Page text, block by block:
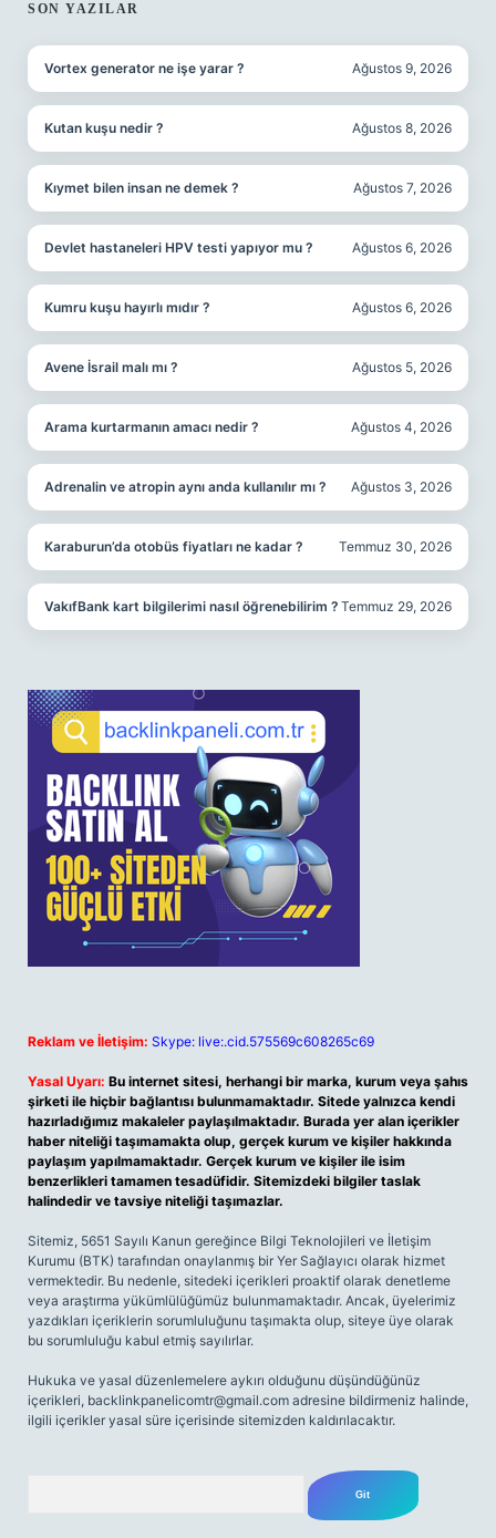
SIDEBAR
SON YAZILAR
Vortex generator ne işe yarar ? Ağustos 9, 2026
Kutan kuşu nedir ? Ağustos 8, 2026
Kıymet bilen insan ne demek ? Ağustos 7, 2026
Devlet hastaneleri HPV testi yapıyor mu ? Ağustos 6, 2026
Kumru kuşu hayırlı mıdır ? Ağustos 6, 2026
Avene İsrail malı mı ? Ağustos 5, 2026
Arama kurtarmanın amacı nedir ? Ağustos 4, 2026
Adrenalin ve atropin aynı anda kullanılır mı ? Ağustos 3, 2026
Karaburun’da otobüs fiyatları ne kadar ? Temmuz 30, 2026
VakıfBank kart bilgilerimi nasıl öğrenebilirim ? Temmuz 29, 2026
Reklam ve İletişim: Skype: live:.cid.575569c608265c69
Yasal Uyarı: Bu internet sitesi, herhangi bir marka, kurum veya şahıs
şirketi ile hiçbir bağlantısı bulunmamaktadır. Sitede yalnızca kendi
hazırladığımız makaleler paylaşılmaktadır. Burada yer alan içerikler
haber niteliği taşımamakta olup, gerçek kurum ve kişiler hakkında
paylaşım yapılmamaktadır. Gerçek kurum ve kişiler ile isim
benzerlikleri tamamen tesadüfidir. Sitemizdeki bilgiler taslak
halindedir ve tavsiye niteliği taşımazlar.
Sitemiz, 5651 Sayılı Kanun gereğince Bilgi Teknolojileri ve İletişim
Kurumu (BTK) tarafından onaylanmış bir Yer Sağlayıcı olarak hizmet
vermektedir. Bu nedenle, sitedeki içerikleri proaktif olarak denetleme
veya araştırma yükümlülüğümüz bulunmamaktadır. Ancak, üyelerimiz
yazdıkları içeriklerin sorumluluğunu taşımakta olup, siteye üye olarak
bu sorumluluğu kabul etmiş sayılırlar.
Hukuka ve yasal düzenlemelere aykırı olduğunu düşündüğünüz
içerikleri, backlinkpanelicomtr@gmail.com adresine bildirmeniz halinde,
ilgili içerikler yasal süre içerisinde sitemizden kaldırılacaktır.